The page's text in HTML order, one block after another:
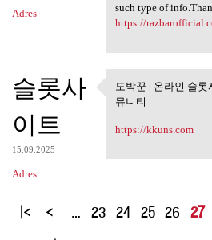
Adres
such type of
https://
슬롯사
이트
15.09.2025
Adres
도박꾼 | 온라
도박꾼 | 온라인 슬롯
뮤니티
https://kkuns.com
S
… 23 24 25 26 27